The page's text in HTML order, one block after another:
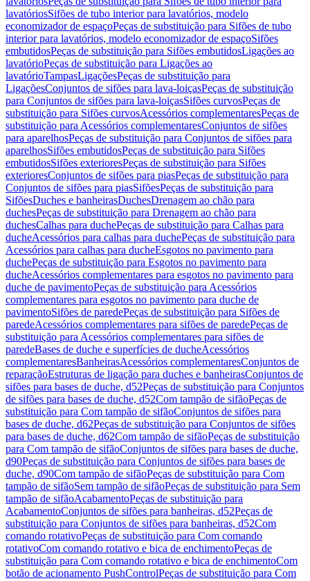
lavatóriosSifões de tubo interior para lavatórios, modelo
economizador de espaçoPeças de substituição para Sifões de tubo
interior para lavatórios, modelo economizador de espaçoSifões
embutidosPeças de substituição para Sifões embutidosLigações ao
lavatórioPeças de substituição para Ligações ao
lavatórioTampasLigaçõesPeças de substituição para
LigaçõesConjuntos de sifões para lava-loiçasPeças de substituição
para Conjuntos de sifões para lava-loiçasSifões curvosPeças de
substituição para Sifões curvosAcessórios complementaresPeças de
substituição para Acessórios complementaresConjuntos de sifões
para aparelhosPeças de substituição para Conjuntos de sifões para
aparelhosSifões embutidosPeças de substituição para Sifões
embutidosSifões exterioresPeças de substituição para Sifões
exterioresConjuntos de sifões para piasPeças de substituição para
Conjuntos de sifões para piasSifõesPeças de substituição para
SifõesDuches e banheirasDuchesDrenagem ao chão para
duchesPeças de substituição para Drenagem ao chão para
duchesCalhas para duchePeças de substituição para Calhas para
ducheAcessórios para calhas para duchePeças de substituição para
Acessórios para calhas para ducheEsgotos no pavimento para
duchePeças de substituição para Esgotos no pavimento para
ducheAcessórios complementares para esgotos no pavimento para
duche de pavimentoPeças de substituição para Acessórios
complementares para esgotos no pavimento para duche de
pavimentoSifões de paredePeças de substituição para Sifões de
paredeAcessórios complementares para sifões de paredePeças de
substituição para Acessórios complementares para sifões de
paredeBases de duche e superfícies de ducheAcessórios
complementaresBanheirasAcessórios complementaresConjuntos de
reparaçãoEstruturas de ligação para duches e banheirasConjuntos de
sifões para bases de duche, d52Peças de substituição para Conjuntos
de sifões para bases de duche, d52Com tampão de sifãoPeças de
substituição para Com tampão de sifãoConjuntos de sifões para
bases de duche, d62Peças de substituição para Conjuntos de sifões
para bases de duche, d62Com tampão de sifãoPeças de substituição
para Com tampão de sifãoConjuntos de sifões para bases de duche,
d90Peças de substituição para Conjuntos de sifões para bases de
duche, d90Com tampão de sifãoPeças de substituição para Com
tampão de sifãoSem tampão de sifãoPeças de substituição para Sem
tampão de sifãoAcabamentoPeças de substituição para
AcabamentoConjuntos de sifões para banheiras, d52Peças de
substituição para Conjuntos de sifões para banheiras, d52Com
comando rotativoPeças de substituição para Com comando
rotativoCom comando rotativo e bica de enchimentoPeças de
substituição para Com comando rotativo e bica de enchimentoCom
botão de acionamento PushControlPeças de substituição para Com